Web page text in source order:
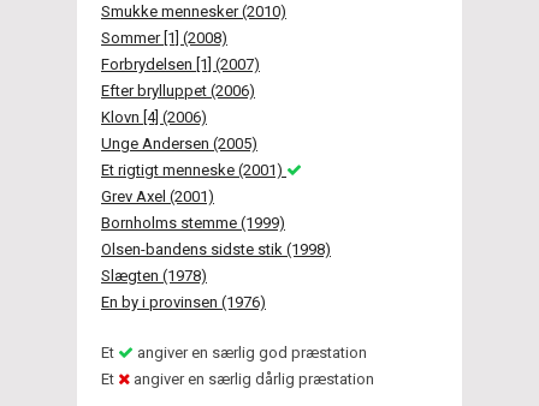
Smukke mennesker (2010)
Sommer [1] (2008)
Forbrydelsen [1] (2007)
Efter brylluppet (2006)
Klovn [4] (2006)
Unge Andersen (2005)
Et rigtigt menneske (2001)
Grev Axel (2001)
Bornholms stemme (1999)
Olsen-bandens sidste stik (1998)
Slægten (1978)
En by i provinsen (1976)
Et
angiver en særlig god præstation
Et
angiver en særlig dårlig præstation